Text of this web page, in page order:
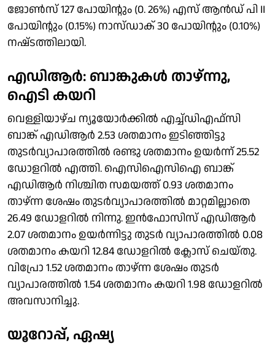
ജോൺസ് 127 പോയിൻ്റും (0. 26%) എസ് ആൻഡ് പി II
പോയിൻ്റും (0.15%) നാസ്ഡാക് 30 പോയിൻ്റും (0.10%)
നഷ്‌ടത്തിലായി.
എഡിആർ: ബാങ്കുകൾ താഴ്ന്നു,
ഐടി കയറി
വെള്ളിയാഴ്ച ന്യൂയോർക്കിൽ എച്ച്ഡിഎഫ്സി
ബാങ്ക് എഡിആർ 2.53 ശതമാനം ഇടിഞ്ഞിട്ടു
തുടർവ്യാപാരത്തിൽ രണ്ടു ശതമാനം ഉയർന്ന് 25.52
ഡോളറിൽ എത്തി. ഐസിഐസിഐ ബാങ്ക്
എഡിആർ നിശ്ചിത സമയത്ത് 0.93 ശതമാനം
താഴ്ന്ന ശേഷം തുടർവ്യാപാരത്തിൽ മാറ്റമില്ലാതെ
26.49 ഡോളറിൽ നിന്നു. ഇൻഫോസിസ് എഡിആർ
2.07 ശതമാനം ഉയർന്നിട്ടു തുടർ വ്യാപാരത്തിൽ 0.08
ശതമാനം കയറി 12.84 ഡോളറിൽ ക്ലോസ് ചെയ്തു.
വിപ്രോ 1.52 ശതമാനം താഴ്ന്ന ശേഷം തുടർ
വ്യാപാരത്തിൽ 1.54 ശതമാനം കയറി 1.98 ഡോളറിൽ
അവസാനിച്ചു.
യൂറോപ്പ്, ഏഷ്യ